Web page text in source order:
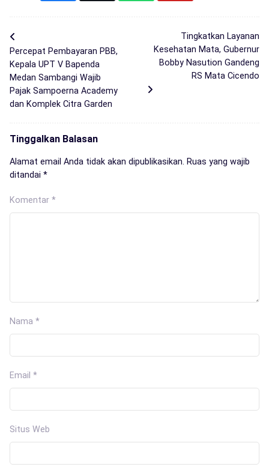
Percepat Pembayaran PBB,
Kepala UPT V Bapenda
Medan Sambangi Wajib
Pajak Sampoerna Academy
dan Komplek Citra Garden
Tingkatkan Layanan
Kesehatan Mata, Gubernur
Bobby Nasution Gandeng
RS Mata Cicendo
Tinggalkan Balasan
Alamat email Anda tidak akan dipublikasikan. Ruas yang wajib
ditandai *
Komentar *
Nama *
Email *
Situs Web